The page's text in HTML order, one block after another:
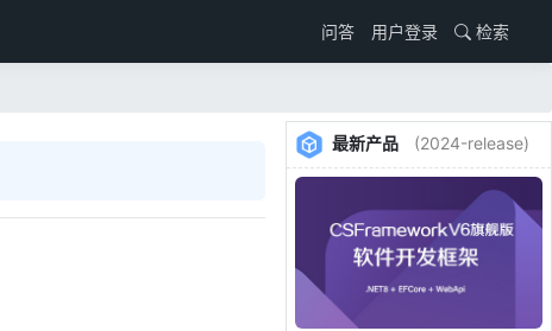
问答 用户登录 检索
最新产品 (2024-release)